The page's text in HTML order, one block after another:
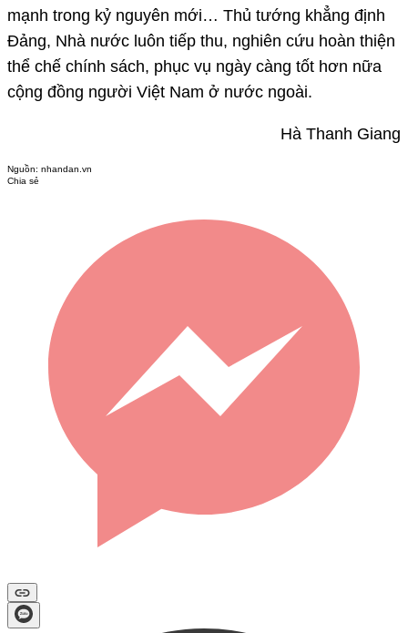
mạnh trong kỷ nguyên mới… Thủ tướng khẳng định
Đảng, Nhà nước luôn tiếp thu, nghiên cứu hoàn thiện
thể chế chính sách, phục vụ ngày càng tốt hơn nữa
cộng đồng người Việt Nam ở nước ngoài.
Hà Thanh Giang
Nguồn: nhandan.vn
Chia sẻ